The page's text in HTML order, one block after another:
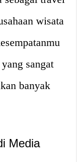
wisata
sangat
banyak
Media